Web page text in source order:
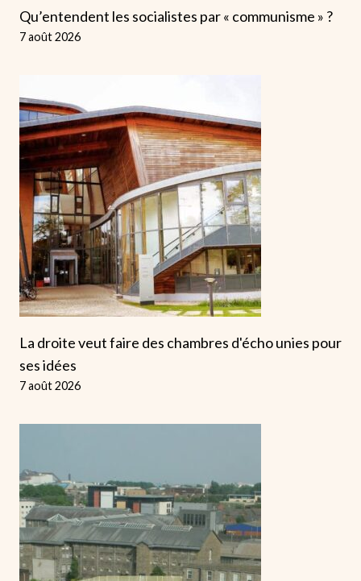
Qu’entendent les socialistes par « communisme » ?
7 août 2026
La droite veut faire des chambres d'écho unies pour
ses idées
7 août 2026